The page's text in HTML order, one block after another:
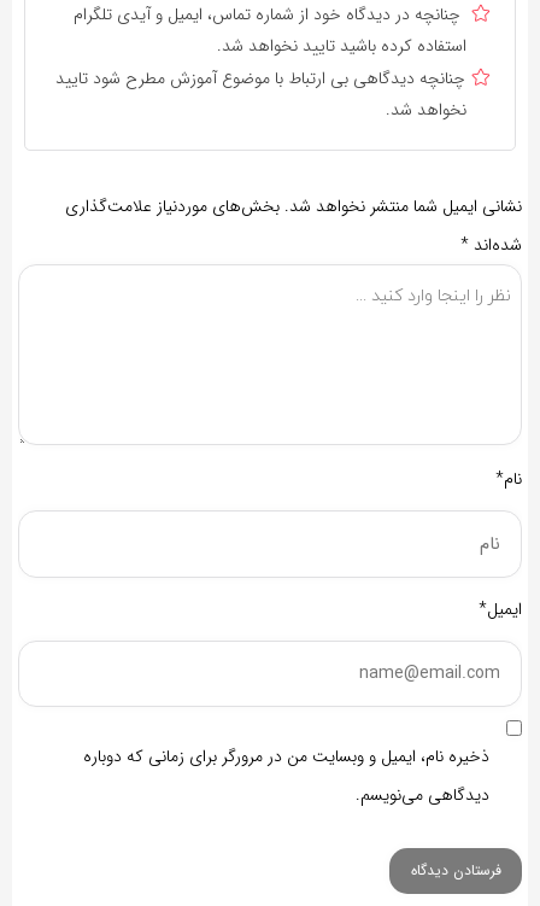
چنانچه در دیدگاه خود از شماره تماس، ایمیل و آیدی تلگرام
استفاده کرده باشید تایید نخواهد شد.
چنانچه دیدگاهی بی ارتباط با موضوع آموزش مطرح شود تایید
نخواهد شد.
نشانی ایمیل شما منتشر نخواهد شد. بخش‌های موردنیاز علامت‌گذاری
شده‌اند *
نام*
ایمیل*
ذخیره نام، ایمیل و وبسایت من در مرورگر برای زمانی که دوباره
دیدگاهی می‌نویسم.